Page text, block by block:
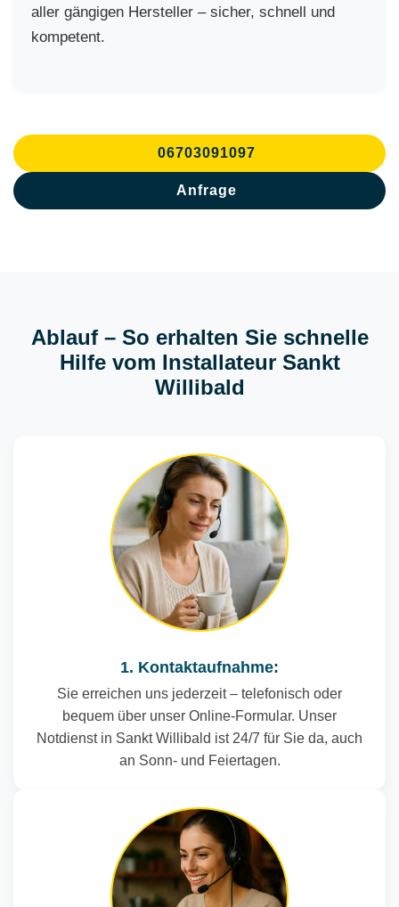
aller gängigen Hersteller – sicher, schnell und
kompetent.
06703091097
Anfrage
Ablauf – So erhalten Sie schnelle
Hilfe vom Installateur Sankt
Willibald
1. Kontaktaufnahme:
Sie erreichen uns jederzeit – telefonisch oder
bequem über unser Online-Formular. Unser
Notdienst in Sankt Willibald ist 24/7 für Sie da, auch
an Sonn- und Feiertagen.